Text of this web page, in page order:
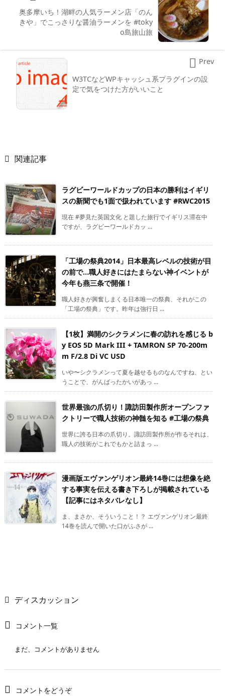
奥多摩いち！湖畔の人気ラーメン店「のん
きや」でこっさりな醤油ラーメンを #toky
o島旅山旅
W3TCなどWPキャッシュ系プラグインの設
定で気をつけた方がいいこと
 Prev
 関連記事
ラグビーワールドカップの日本の勝利はイギリ
スの新聞でも1面で扱われています #RWC2015
現在 #夢見た英国文化 と題した旅行でイギリス滞在中
ですが、ラグビーワールドカッ ...
「工場の祭典2014」日本最高レベルの技術が目
の前で…職人好きにはたまらない神イベントが
今年も燕三条で開催！
職人好きが興奮しまくる日本唯一の祭典、それがこの
「工場の祭典」です。昨年は強行日 ...
【1枚】満開のシクラメンに春の訪れを感じる b
y EOS 5D Mark III + TAMRON SP 70-200m
m F/2.8 Di VC USD
いや〜シクラメンって夏を越せるものなんですね、とい
うことで、がんばったかいがあっ ...
世界最強の爪切り！諏訪田製作所オープンファ
クトリーで職人技術の神髄を知る #工場の祭典
世界に誇る日本の爪切り。諏訪田製作所が作るそれは、
職人の技術がこれでもかと詰まっ ...
漫画版エヴァンゲリオン最終14巻には想像を絶
する事実を伝える書き下ろしが掲載されている
【記事にはネタバレなし】
ま、まさか、そういうこと！？ エヴァンゲリオン最終
14巻を読んで開いた口がふさが ...
ディスカッション
コメント一覧
まだ、コメントがありません
コメントをどうぞ